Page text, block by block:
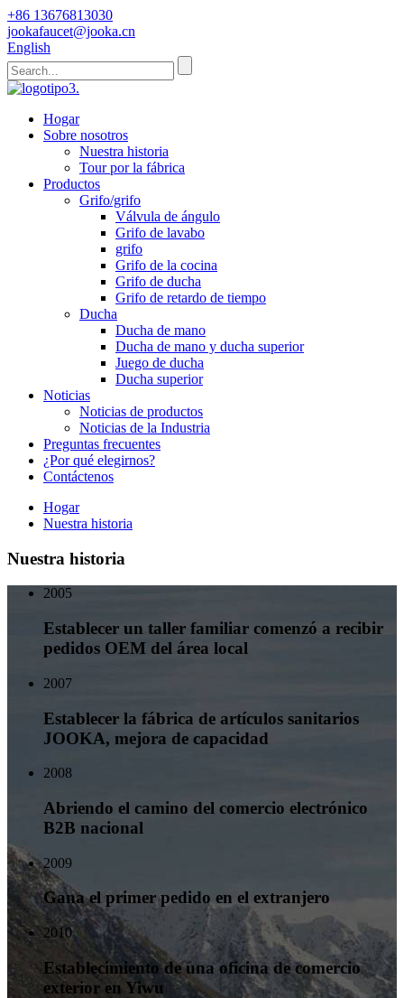
+86 13676813030
jookafaucet@jooka.cn
English
Hogar
Sobre nosotros
Nuestra historia
Tour por la fábrica
Productos
Grifo/grifo
Válvula de ángulo
Grifo de lavabo
grifo
Grifo de la cocina
Grifo de ducha
Grifo de retardo de tiempo
Ducha
Ducha de mano
Ducha de mano y ducha superior
Juego de ducha
Ducha superior
Noticias
Noticias de productos
Noticias de la Industria
Preguntas frecuentes
¿Por qué elegirnos?
Contáctenos
Hogar
Nuestra historia
Nuestra historia
2005
Establecer un taller familiar comenzó a recibir
pedidos OEM del área local
2007
Establecer la fábrica de artículos sanitarios
JOOKA, mejora de capacidad
2008
Abriendo el camino del comercio electrónico
B2B nacional
2009
Gana el primer pedido en el extranjero
2010
Establecimiento de una oficina de comercio
exterior en Yiwu